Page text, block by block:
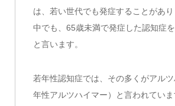
は、若い世代でも発症することがあ
中でも、65歳未満で発症した認知症
と言います。
若年性認知症では、その多くがアル
年性アルツハイマー）と言われてい